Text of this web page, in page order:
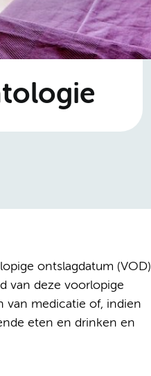
ontslagdatum (VOD)
van deze voorlopige
van medicatie of, indien
eten en drinken en